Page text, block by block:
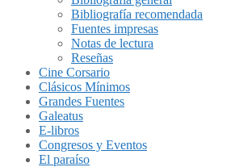
Bibliografía recomendada
Fuentes impresas
Notas de lectura
Reseñas
Cine Corsario
Clásicos Mínimos
Grandes Fuentes
Galeatus
E-libros
Congresos y Eventos
El paraíso